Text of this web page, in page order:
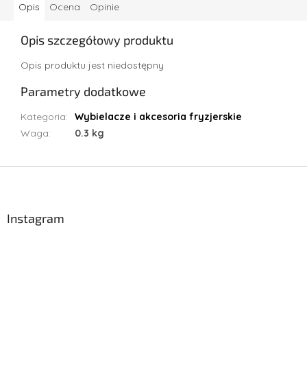
Opis Ocena Opinie
Opis szczegółowy produktu
Opis produktu jest niedostępny
Parametry dodatkowe
Kategoria:
Wybielacze i akcesoria fryzjerskie
Waga: 0.3 kg
Instagram